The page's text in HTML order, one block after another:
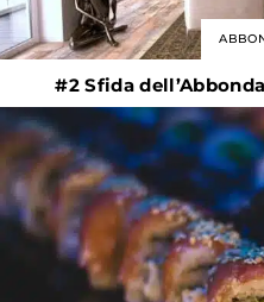
#2 Sfida